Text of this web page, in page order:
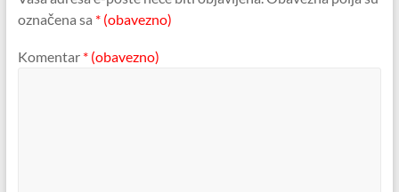
označena sa * (obavezno)
Komentar * (obavezno)